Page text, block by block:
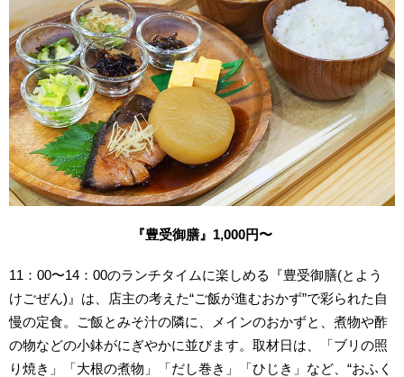
『豊受御膳』1,000円〜
11：00〜14：00のランチタイムに楽しめる『豊受御膳(とよう
けごぜん)』は、店主の考えた“ご飯が進むおかず”で彩られた自
慢の定食。ご飯とみそ汁の隣に、メインのおかずと、煮物や酢
の物などの小鉢がにぎやかに並びます。取材日は、「ブリの照
り焼き」「大根の煮物」「だし巻き」「ひじき」など、“おふく